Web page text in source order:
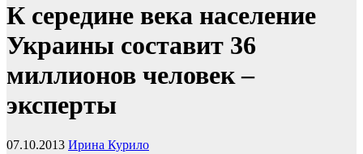
К середине века население
Украины составит 36
миллионов человек –
эксперты
07.10.2013 Ирина Курило